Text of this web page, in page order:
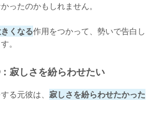
ったのかもしれません。
くなる作用をつかって、勢いで告白し
。
寂しさを紛らわせたい
る元彼は、 寂しさを紛らわせたかった